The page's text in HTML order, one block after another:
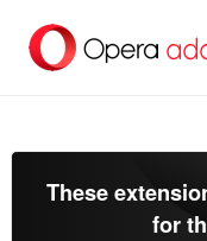
đến
These
for